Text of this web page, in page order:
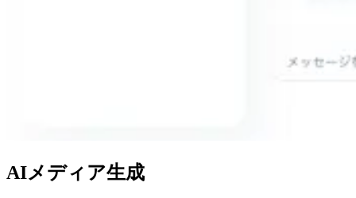
AIメディア生成